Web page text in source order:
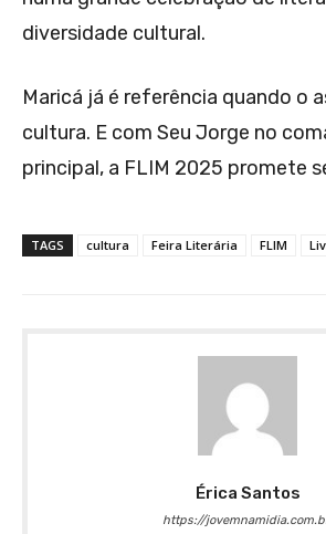
diversidade cultural.
Maricá já é referência quando o
cultura. E com Seu Jorge no
principal, a FLIM 2025 promete
TAGS cultura Feira Literária FLIM
Érica Santos
https://